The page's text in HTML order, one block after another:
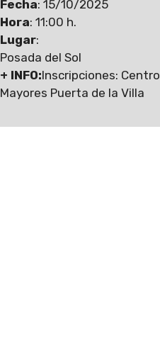
Fecha: 15/10/2025
Hora: 11:00 h.
Lugar:
Posada del Sol
+ INFO:Inscripciones: Centro
Mayores Puerta de la Villa